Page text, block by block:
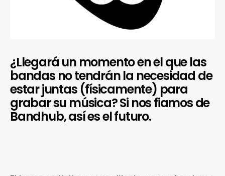
¿Llegará un momento en el que las
bandas no tendrán la necesidad de
estar juntas (físicamente) para
grabar su música? Si nos fiamos de
Bandhub, así es el futuro.